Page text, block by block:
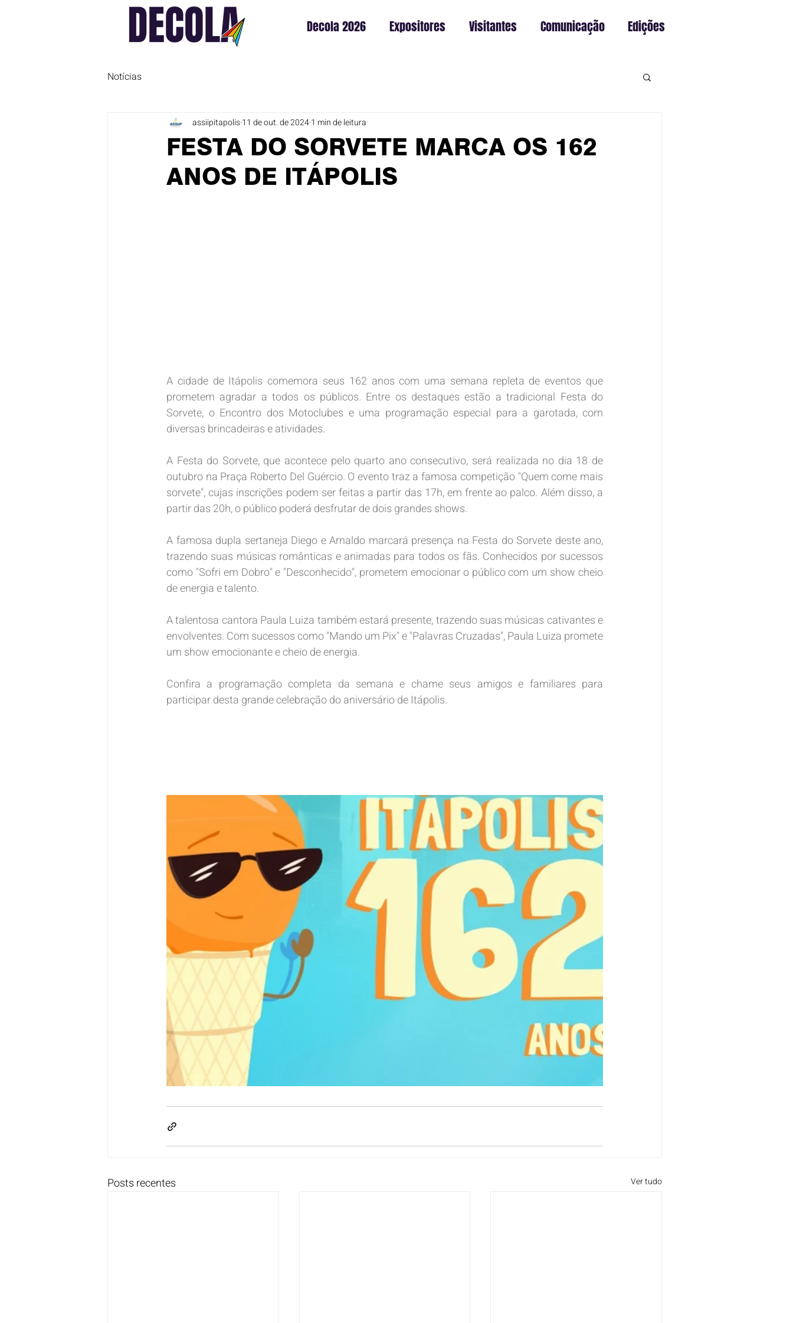
Decola 2026 Expositores Visitantes Comunicação Edições
Notícias
FESTA DO SORVETE MARCA OS 162
ANOS DE ITÁPOLIS
assiipitapolis11 de out. de 20241 min de leitura
A cidade de Itápolis comemora seus 162 anos com uma semana repleta de eventos que
prometem agradar a todos os públicos. Entre os destaques estão a tradicional Festa do
Sorvete, o Encontro dos Motoclubes e uma programação especial para a garotada, com
diversas brincadeiras e atividades.
A Festa do Sorvete, que acontece pelo quarto ano consecutivo, será realizada no dia 18 de
outubro na Praça Roberto Del Guércio. O evento traz a famosa competição "Quem come mais
sorvete", cujas inscrições podem ser feitas a partir das 17h, em frente ao palco. Além disso, a
partir das 20h, o público poderá desfrutar de dois grandes shows.
A famosa dupla sertaneja Diego e Arnaldo marcará presença na Festa do Sorvete deste ano,
trazendo suas músicas românticas e animadas para todos os fãs. Conhecidos por sucessos
como "Sofri em Dobro" e "Desconhecido", prometem emocionar o público com um show cheio
de energia e talento.
A talentosa cantora Paula Luiza também estará presente, trazendo suas músicas cativantes e
envolventes. Com sucessos como "Mando um Pix" e "Palavras Cruzadas", Paula Luiza promete
um show emocionante e cheio de energia.
Confira a programação completa da semana e chame seus amigos e familiares para
participar desta grande celebração do aniversário de Itápolis.
Posts recentes Ver tudo